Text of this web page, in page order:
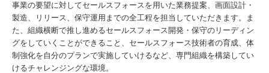
事業の要望に対してセールスフォースを用いた業務提案、画面設計・
製造、リリース、保守運用までの全工程を担当していただきます。ま
た、組織横断で推し進めるセールスフォース開発・保守のリーディン
グをしていくことができること、セールスフォース技術者の育成、体
制強化を自分のプランで実施していけるなど、専門組織を構築してい
けるチャレンジングな環境。